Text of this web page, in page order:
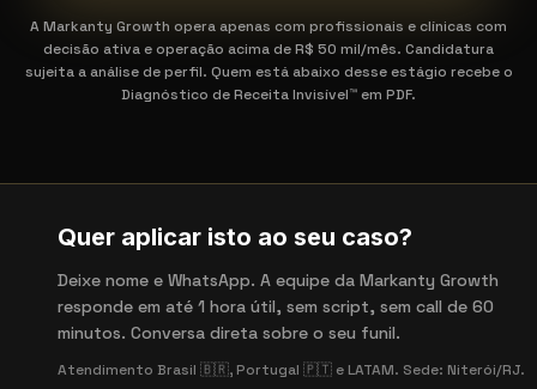
A Markanty Growth opera apenas com profissionais e clínicas com
decisão ativa e operação acima de R$ 50 mil/mês. Candidatura
sujeita a análise de perfil. Quem está abaixo desse estágio recebe o
Diagnóstico de Receita Invisível™ em PDF.
Quer aplicar isto ao seu caso?
Deixe nome e WhatsApp. A equipe da Markanty Growth
responde em até 1 hora útil, sem script, sem call de 60
minutos. Conversa direta sobre o seu funil.
Atendimento Brasil 🇧🇷, Portugal 🇵🇹 e LATAM. Sede: Niterói/RJ.